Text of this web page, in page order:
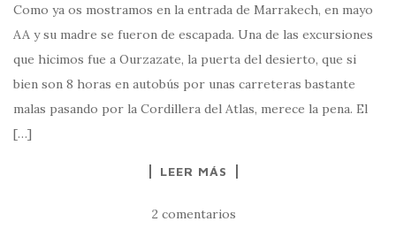
Como ya os mostramos en la entrada de Marrakech, en mayo
AA y su madre se fueron de escapada. Una de las excursiones
que hicimos fue a Ourzazate, la puerta del desierto, que si
bien son 8 horas en autobús por unas carreteras bastante
malas pasando por la Cordillera del Atlas, merece la pena. El
[…]
LEER MÁS
2 comentarios